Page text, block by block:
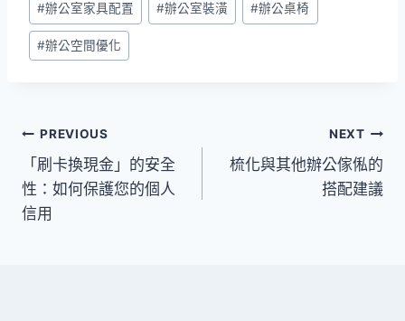
#辦公室家具配置 #辦公室裝潢 #辦公桌椅
#辦公空間優化
文
章
導
PREVIOUS
「刷卡換現金」的安全
性：如何保護您的個人
信用
NEXT
梳化與其他辦公傢俬的
搭配建議